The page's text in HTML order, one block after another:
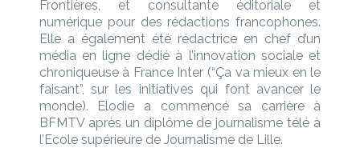
Frontières, et consultante éditoriale et
numérique pour des rédactions francophones.
Elle a également été rédactrice en chef d’un
média en ligne dédié à l’innovation sociale et
chroniqueuse à France Inter (“Ça va mieux en le
faisant”, sur les initiatives qui font avancer le
monde). Elodie a commencé sa carrière à
BFMTV après un diplôme de journalisme télé à
l’Ecole supérieure de Journalisme de Lille.